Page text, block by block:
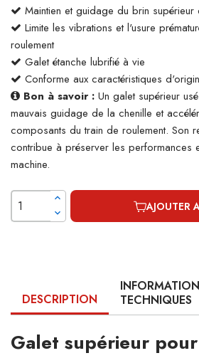
Maintien et guidage du brin supérieur
Limite les vibrations et l'usure
roulement
Galet étanche lubrifié à vie
Conforme aux caractéristiques
Bon à savoir : Un galet supérieur
mauvais guidage de la chenille et
composants du train de roulement. Son
contribue à préserver les performances
machine.
AJOUTER
DESCRIPTION
TECHNIQUES
Galet supérieur pour